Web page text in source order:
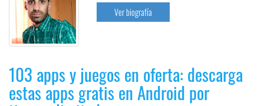
Ver biografía
103 apps y juegos en oferta: descarga
estas apps gratis en Android por